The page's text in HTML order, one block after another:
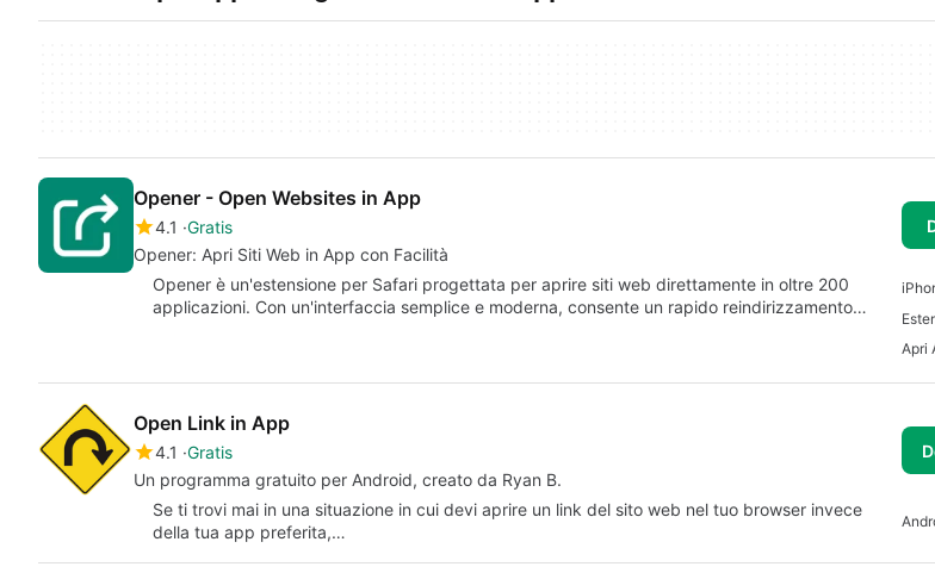
Opener - Open Websites in App
4.1 Gratis
Opener: Apri Siti Web in App con Facilità
Opener è un'estensione per Safari progettata per aprire siti web direttamente in oltre 200
applicazioni. Con un'interfaccia semplice e moderna, consente un rapido reindirizzamento…
Apri
Open Link in App
4.1 Gratis
Un programma gratuito per Android, creato da Ryan B.
Se ti trovi mai in una situazione in cui devi aprire un link del sito web nel tuo browser invece
della tua app preferita,…